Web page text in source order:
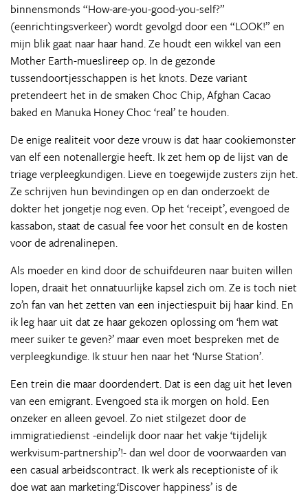
binnensmonds “How-are-you-good-you-self?”
(eenrichtingsverkeer) wordt gevolgd door een “LOOK!” en
mijn blik gaat naar haar hand. Ze houdt een wikkel van een
Mother Earth-mueslireep op. In de gezonde
tussendoortjesschappen is het knots. Deze variant
pretendeert het in de smaken Choc Chip, Afghan Cacao
baked en Manuka Honey Choc ‘real’ te houden.
De enige realiteit voor deze vrouw is dat haar cookiemonster
van elf een notenallergie heeft. Ik zet hem op de lijst van de
triage verpleegkundigen. Lieve en toegewijde zusters zijn het.
Ze schrijven hun bevindingen op en dan onderzoekt de
dokter het jongetje nog even. Op het ‘receipt’, evengoed de
kassabon, staat de casual fee voor het consult en de kosten
voor de adrenalinepen.
Als moeder en kind door de schuifdeuren naar buiten willen
lopen, draait het onnatuurlijke kapsel zich om. Ze is toch niet
zo’n fan van het zetten van een injectiespuit bij haar kind. En
ik leg haar uit dat ze haar gekozen oplossing om ‘hem wat
meer suiker te geven?’ maar even moet bespreken met de
verpleegkundige. Ik stuur hen naar het ‘Nurse Station’.
Een trein die maar doordendert. Dat is een dag uit het leven
van een emigrant. Evengoed sta ik morgen on hold. Een
onzeker en alleen gevoel. Zo niet stilgezet door de
immigratiedienst -eindelijk door naar het vakje ‘tijdelijk
werkvisum-partnership’!- dan wel door de voorwaarden van
een casual arbeidscontract. Ik werk als receptioniste of ik
doe wat aan marketing.‘Discover happiness’ is de